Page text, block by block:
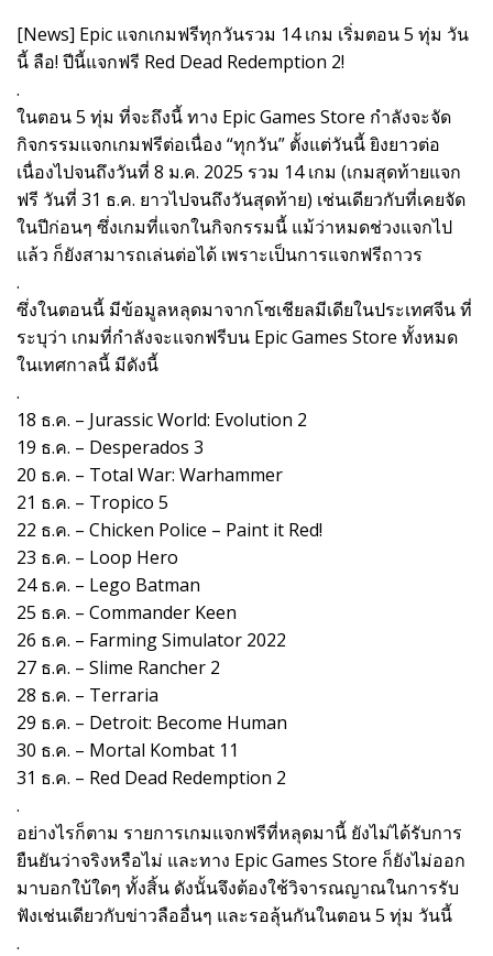
[News] Epic แจกเกมฟรีทุกวันรวม 14 เกม เริ่มตอน 5 ทุ่ม วัน
นี้ ลือ! ปีนี้แจกฟรี Red Dead Redemption 2!
.
ในตอน 5 ทุ่ม ที่จะถึงนี้ ทาง Epic Games Store กำลังจะจัด
กิจกรรมแจกเกมฟรีต่อเนื่อง “ทุกวัน” ตั้งแต่วันนี้ ยิงยาวต่อ
เนื่องไปจนถึงวันที่ 8 ม.ค. 2025 รวม 14 เกม (เกมสุดท้ายแจก
ฟรี วันที่ 31 ธ.ค. ยาวไปจนถึงวันสุดท้าย) เช่นเดียวกับที่เคยจัด
ในปีก่อนๆ ซึ่งเกมที่แจกในกิจกรรมนี้ แม้ว่าหมดช่วงแจกไป
แล้ว ก็ยังสามารถเล่นต่อได้ เพราะเป็นการแจกฟรีถาวร
.
ซึ่งในตอนนี้ มีข้อมูลหลุดมาจากโซเชียลมีเดียในประเทศจีน ที่
ระบุว่า เกมที่กำลังจะแจกฟรีบน Epic Games Store ทั้งหมด
ในเทศกาลนี้ มีดังนี้
.
18 ธ.ค. – Jurassic World: Evolution 2
19 ธ.ค. – Desperados 3
20 ธ.ค. – Total War: Warhammer
21 ธ.ค. – Tropico 5
22 ธ.ค. – Chicken Police – Paint it Red!
23 ธ.ค. – Loop Hero
24 ธ.ค. – Lego Batman
25 ธ.ค. – Commander Keen
26 ธ.ค. – Farming Simulator 2022
27 ธ.ค. – Slime Rancher 2
28 ธ.ค. – Terraria
29 ธ.ค. – Detroit: Become Human
30 ธ.ค. – Mortal Kombat 11
31 ธ.ค. – Red Dead Redemption 2
.
อย่างไรก็ตาม รายการเกมแจกฟรีที่หลุดมานี้ ยังไม่ได้รับการ
ยืนยันว่าจริงหรือไม่ และทาง Epic Games Store ก็ยังไม่ออก
มาบอกใบ้ใดๆ ทั้งสิ้น ดังนั้นจึงต้องใช้วิจารณญาณในการรับ
ฟังเช่นเดียวกับข่าวลืออื่นๆ และรอลุ้นกันในตอน 5 ทุ่ม วันนี้
.